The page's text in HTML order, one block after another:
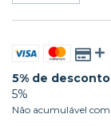
5% de desconto
5%
Não acumulável